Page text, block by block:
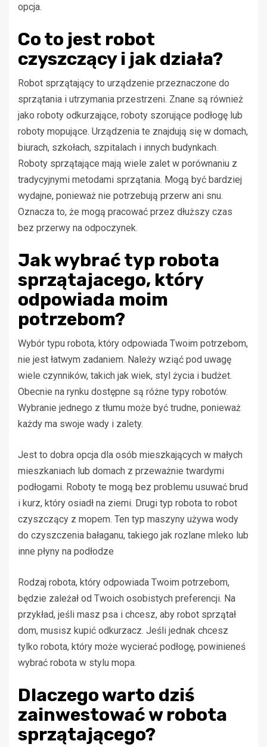
opcja.
Co to jest robot
czyszczący i jak działa?
Robot sprzątający to urządzenie przeznaczone do
sprzątania i utrzymania przestrzeni. Znane są również
jako roboty odkurzające, roboty szorujące podłogę lub
roboty mopujące. Urządzenia te znajdują się w domach,
biurach, szkołach, szpitalach i innych budynkach.
Roboty sprzątające mają wiele zalet w porównaniu z
tradycyjnymi metodami sprzątania. Mogą być bardziej
wydajne, ponieważ nie potrzebują przerw ani snu.
Oznacza to, że mogą pracować przez dłuższy czas
bez przerwy na odpoczynek.
Jak wybrać typ robota
sprzątajacego, który
odpowiada moim
potrzebom?
Wybór typu robota, który odpowiada Twoim potrzebom,
nie jest łatwym zadaniem. Należy wziąć pod uwagę
wiele czynników, takich jak wiek, styl życia i budżet.
Obecnie na rynku dostępne są różne typy robotów.
Wybranie jednego z tłumu może być trudne, ponieważ
każdy ma swoje wady i zalety.
Jest to dobra opcja dla osób mieszkających w małych
mieszkaniach lub domach z przeważnie twardymi
podłogami. Roboty te mogą bez problemu usuwać brud
i kurz, który osiadł na ziemi. Drugi typ robota to robot
czyszczący z mopem. Ten typ maszyny używa wody
do czyszczenia bałaganu, takiego jak rozlane mleko lub
inne płyny na podłodze
Rodzaj robota, który odpowiada Twoim potrzebom,
będzie zależał od Twoich osobistych preferencji. Na
przykład, jeśli masz psa i chcesz, aby robot sprzątał
dom, musisz kupić odkurzacz. Jeśli jednak chcesz
tylko robota, który może wycierać podłogę, powinieneś
wybrać robota w stylu mopa.
Dlaczego warto dziś
zainwestować w robota
sprzątającego?